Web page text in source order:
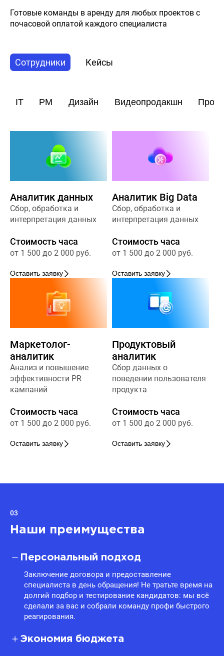
Готовые команды в аренду для любых проектов с
почасовой оплатой каждого специалиста
Сотрудники Кейсы
IT PM Дизайн Видеопродакшн
Аналитик данных
Сбор, обработка и
интерпретация данных
Стоимость часа
от 1 500 до 2 000 руб.
Оставить заявку
Аналитик Big Data
Сбор, обработка и
интерпретация данных
Стоимость часа
от 1 500 до 2 000 руб.
Оставить заявку
Маркетолог-
аналитик
Анализ и повышение
эффективности PR
кампаний
Стоимость часа
от 1 500 до 2 000 руб.
Оставить заявку
Продуктовый
аналитик
Сбор данных о
поведении пользователя
продукта
Стоимость часа
от 1 500 до 2 000 руб.
Оставить заявку
03
Наши преимущества
Персональный подход
Заключение договора и предоставление
специалиста в день обращения! Не тратьте время на
долгий подбор и тестирование кандидатов: мы всё
сделали за вас и собрали команду профи быстрого
реагирования.
Экономия бюджета